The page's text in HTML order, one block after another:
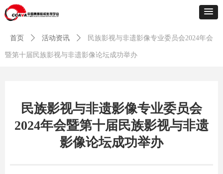
民族影视与非遗影像专业委员会
2024年会暨第十届民族影视与非遗
影像论坛成功举办
首页 ꄲ 活动资讯 ꄲ 民族影视与非遗影像专业委员会2024年会
暨第十届民族影视与非遗影像论坛成功举办